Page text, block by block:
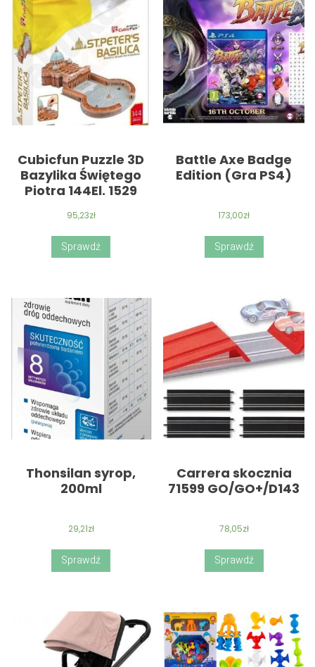
Cubicfun Puzzle 3D
Bazylika Świętego
Piotra 144El. 1529
95,23zł
Sprawdź
Battle Axe Badge
Edition (Gra PS4)
173,00zł
Sprawdź
Thonsilan syrop,
200ml
29,21zł
Sprawdź
Carrera skocznia
71599 GO/GO+/D143
78,05zł
Sprawdź